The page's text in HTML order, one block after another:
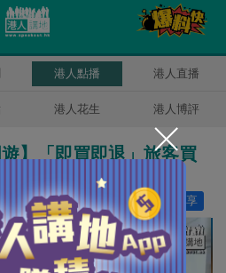
港人點播 港人直播
港人花生 港人博評
遊】「即買即退」旅客​買
額暴升300%​
分享
讚好 8